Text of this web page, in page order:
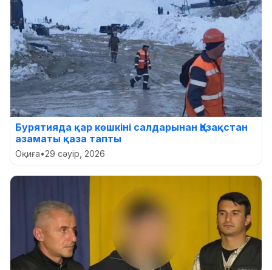
Бурятияда қар көшкіні салдарынан Қазақстан
азаматы қаза тапты
Оқиға•29 сәуір, 2026